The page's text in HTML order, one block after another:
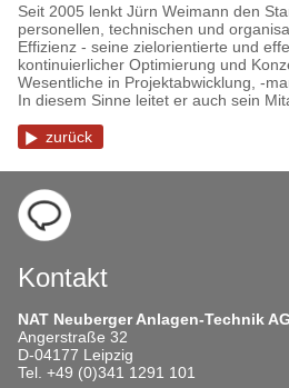
Seit 2005 lenkt Jürn Weimann den
personellen, technischen und
Effizienz - seine zielorientierte und
kontinuierlicher Optimierung und
Wesentliche in Projektabwicklung, -
In diesem Sinne leitet er auch sein
zurück
Kontakt
NAT Neuberger Anlagen-Technik AG
Angerstraße 32
D-04177 Leipzig
Tel. +49 (0)341 1291 101